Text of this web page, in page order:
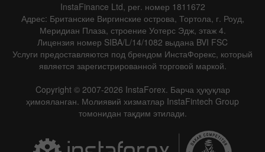
InstaFinance Ltd, рег. номер 1811672
Адрес: Британские Виргинские острова, Тортола, г. Роуд,
Меридиан Плаза, строение Уотерс Эдж, этаж 4.
Лицензия номер SIBA/L/14/1082 выдана BVI FSC
Услуги предоставляются под брендом ИнстаФорекс, который
является зарегистрированной торговой маркой.
Copyright © 2007-2026 InstaForex. Барча ҳуқуқлар
ҳимояланган. Молиявий хизматлар InstaFintech Group
томонидан тақдим этилади.